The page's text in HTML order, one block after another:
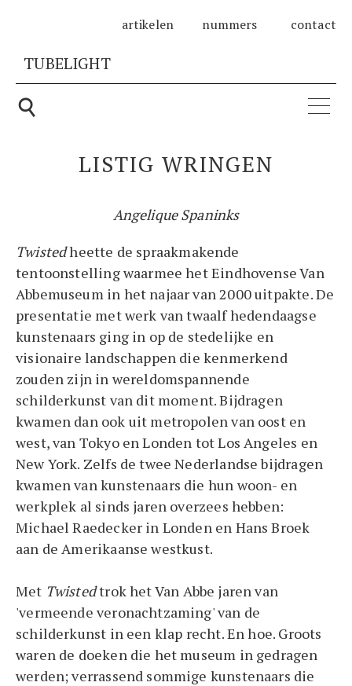
TUBELIGHT
artikelen nummers contact
⚲naar:
LISTIG WRINGEN
Angelique Spaninks
Twistedheette de spraakmakende
tentoonstelling waarmee het Eindhovense Van
Abbemuseum in het najaar van 2000 uitpakte. De
presentatie met werk van twaalf hedendaagse
kunstenaars ging in op de stedelijke en
visionaire landschappen die kenmerkend
zouden zijn in wereldomspannende
schilderkunst van dit moment. Bijdragen
kwamen dan ook uit metropolen van oost en
west, van Tokyo en Londen tot Los Angeles en
New York. Zelfs de twee Nederlandse bijdragen
kwamen van kunstenaars die hun woon- en
werkplek al sinds jaren overzees hebben:
Michael Raedecker in Londen en Hans Broek
aan de Amerikaanse westkust.
Met Twistedtrok het Van Abbe jaren van
'vermeende veronachtzaming' van de
schilderkunst in een klap recht. En hoe. Groots
waren de doeken die het museum in gedragen
werden; verrassend sommige kunstenaars die